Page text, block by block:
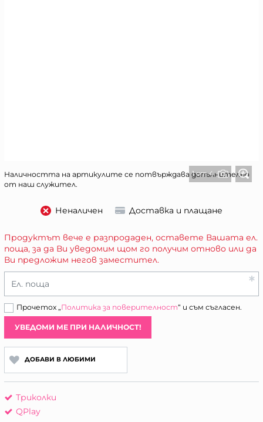
1 от 4
Наличността на артикулите се потвърждава допълнително
от наш служител.
Неналичен Доставка и плащане
Продуктът вече е разпродаден, оставете Вашата ел.
поща, за да Ви уведомим щом го получим отново или да
Ви предложим негов заместител.
Ел. поща
Прочетох „Политика за поверителност“ и съм съгласен.
УВЕДОМИ МЕ ПРИ НАЛИЧНОСТ!
ДОБАВИ В ЛЮБИМИ
Триколки
QPlay